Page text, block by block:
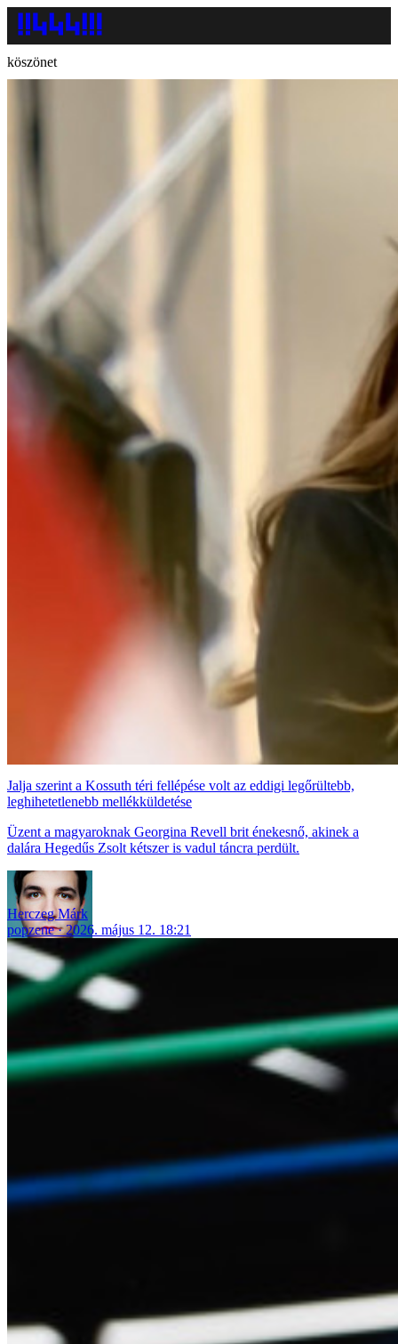
köszönet
Jalja szerint a Kossuth téri fellépése volt az eddigi legőrültebb,
leghihetetlenebb mellékküldetése
Üzent a magyaroknak Georgina Revell brit énekesnő, akinek a
dalára Hegedűs Zsolt kétszer is vadul táncra perdült.
Herczeg Márk
popzene
2026. május 12. 18:21